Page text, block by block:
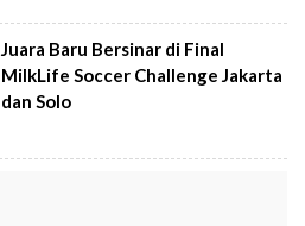
Juara Baru Bersinar di Final
MilkLife Soccer Challenge Jakarta
dan Solo